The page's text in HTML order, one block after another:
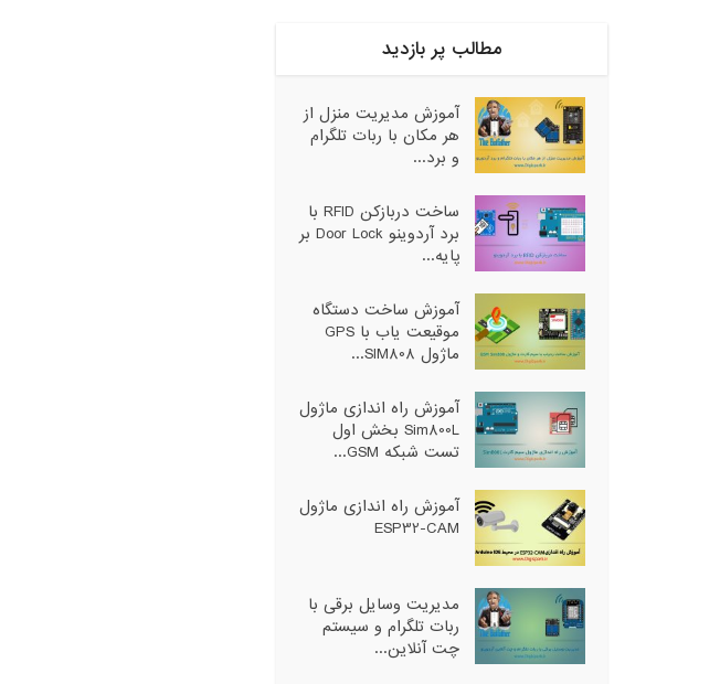
مطالب پر بازدید
آموزش مدیریت منزل از
هر مکان با ربات تلگرام
و برد...
ساخت دربازکن RFID با
برد آردوینو Door Lock بر
پایه...
آموزش ساخت دستگاه
موقیعت یاب با GPS
ماژول SIM808...
آموزش راه اندازی ماژول
Sim800L بخش اول
تست شبکه GSM...
آموزش راه اندازی ماژول
ESP32-CAM
مدیریت وسایل برقی با
ربات تلگرام و سیستم
چت آنلاین...